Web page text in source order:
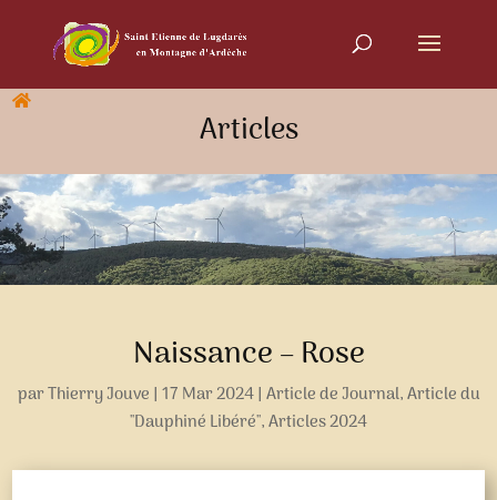
Articles
Naissance – Rose
parThierry Jouve | 17 Mar 2024| Article de Journal,Article du
"Dauphiné Libéré",Articles 2024